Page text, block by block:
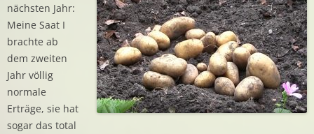
nächsten Jahr:
Meine Saat I
brachte ab
dem zweiten
Jahr völlig
normale
Erträge, sie hat
sogar das total